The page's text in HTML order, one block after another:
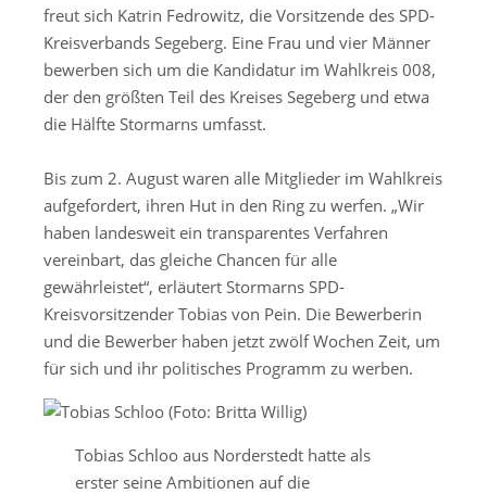
freut sich Katrin Fedrowitz, die Vorsitzende des SPD-
Kreisverbands Segeberg. Eine Frau und vier Männer
bewerben sich um die Kandidatur im Wahlkreis 008,
der den größten Teil des Kreises Segeberg und etwa
die Hälfte Stormarns umfasst.
Bis zum 2. August waren alle Mitglieder im Wahlkreis
aufgefordert, ihren Hut in den Ring zu werfen. „Wir
haben landesweit ein transparentes Verfahren
vereinbart, das gleiche Chancen für alle
gewährleistet“, erläutert Stormarns SPD-
Kreisvorsitzender Tobias von Pein. Die Bewerberin
und die Bewerber haben jetzt zwölf Wochen Zeit, um
für sich und ihr politisches Programm zu werben.
Tobias Schloo aus Norderstedt hatte als
erster seine Ambitionen auf die